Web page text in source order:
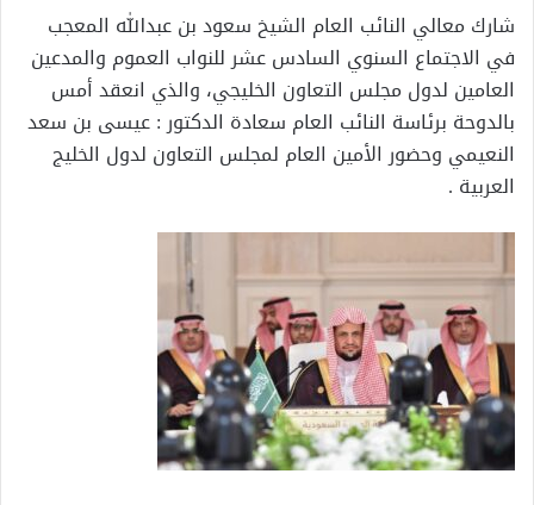
شارك معالي النائب العام الشيخ سعود بن عبدالله المعجب
في الاجتماع السنوي السادس عشر للنواب العموم والمدعين
العامين لدول مجلس التعاون الخليجي، والذي انعقد أمس
بالدوحة برئاسة النائب العام سعادة الدكتور : عيسى بن سعد
النعيمي وحضور الأمين العام لمجلس التعاون لدول الخليج
العربية .